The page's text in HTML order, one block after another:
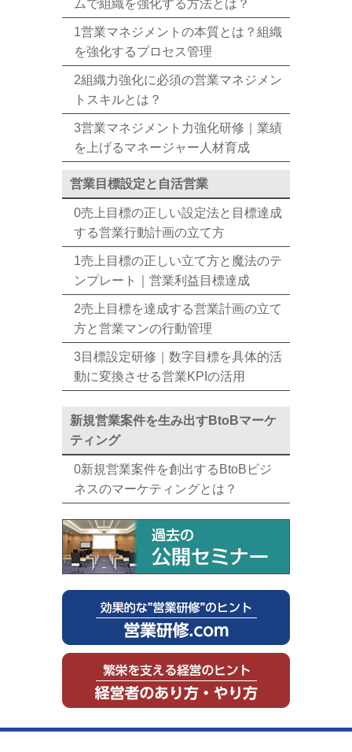
ムで組織を強化する方法とは？
1営業マネジメントの本質とは？組織
を強化するプロセス管理
2組織力強化に必須の営業マネジメン
トスキルとは？
3営業マネジメント力強化研修｜業績
を上げるマネージャー人材育成
営業目標設定と自活営業
0売上目標の正しい設定法と目標達成
する営業行動計画の立て方
1売上目標の正しい立て方と魔法のテ
ンプレート｜営業利益目標達成
2売上目標を達成する営業計画の立て
方と営業マンの行動管理
3目標設定研修｜数字目標を具体的活
動に変換させる営業KPIの活用
新規営業案件を生み出すBtoBマーケ
ティング
0新規営業案件を創出するBtoBビジ
ネスのマーケティングとは？